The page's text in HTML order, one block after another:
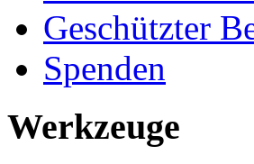
Geschützter
Spenden
Werkzeuge